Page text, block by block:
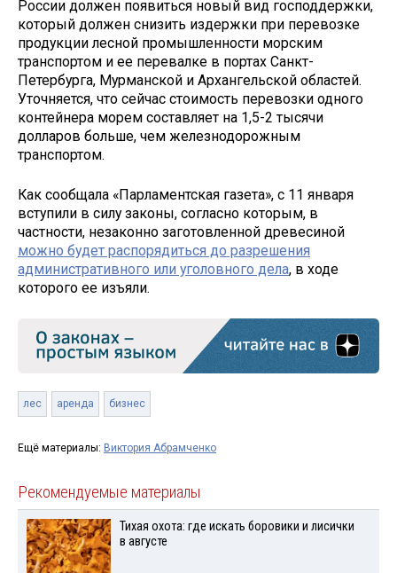
России должен появиться новый вид господдержки,
который должен снизить издержки при перевозке
продукции лесной промышленности морским
транспортом и ее перевалке в портах Санкт-
Петербурга, Мурманской и Архангельской областей.
Уточняется, что сейчас стоимость перевозки одного
контейнера морем составляет на 1,5-2 тысячи
долларов больше, чем железнодорожным
транспортом.
Как сообщала «Парламентская газета», с 11 января
вступили в силу законы, согласно которым, в
частности, незаконно заготовленной древесиной
можно будет распорядиться до разрешения
административного или уголовного дела, в ходе
которого ее изъяли.
лес аренда бизнес
Ещё материалы: Виктория Абрамченко
Рекомендуемые материалы
Тихая охота: где искать боровики и лисички
в августе